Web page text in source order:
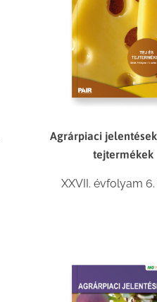
Agrárpiaci jelentések
tejtermékek
XXVII. évfolyam